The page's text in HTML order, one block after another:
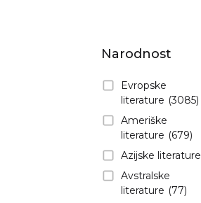
Narodnost
Evropske
literature (3085)
Ameriške
literature (679)
Azijske literature
Avstralske
literature (77)